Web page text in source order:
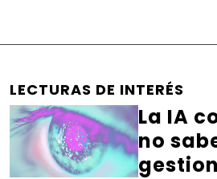
LECTURAS DE INTERÉS
La IA
no